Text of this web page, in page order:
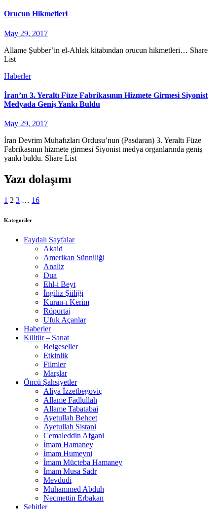
Orucun Hikmetleri
May 29, 2017
Allame Şubber’in el-Ahlak kitabından orucun hikmetleri… Share
List
Haberler
İran’ın 3. Yeraltı Füze Fabrikasının Hizmete Girmesi Siyonist
Medyada Geniş Yankı Buldu
May 29, 2017
İran Devrim Muhafızları Ordusu’nun (Pasdaran) 3. Yeraltı Füze
Fabrikasının hizmete girmesi Siyonist medya organlarında geniş
yankı buldu. Share List
Yazı dolaşımı
1 2 3 … 16
Kategoriler
Faydalı Sayfalar
Akaid
Amerikan Sünniliği
Analiz
Dua
Ehl-i Beyt
İngiliz Şiiliği
Kuran-ı Kerim
Röportaj
Ufuk Açanlar
Haberler
Kültür – Sanat
Belgeseller
Etkinlik
Filmler
Marşlar
Öncü Şahsiyetler
Aliya İzzetbegoviç
Allame Fadlullah
Allame Tabatabai
Ayetullah Behcet
Ayetullah Sistani
Cemaleddin Afgani
İmam Hamaney
İmam Humeyni
İmam Mücteba Hamaney
İmam Musa Sadr
Mevdudi
Muhammed Abduh
Necmettin Erbakan
Şehitler